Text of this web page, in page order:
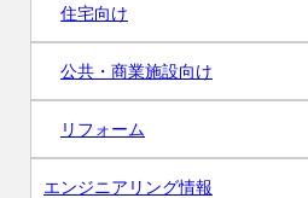
住宅向け
公共・商業施設向け
リフォーム
エンジニアリング情報